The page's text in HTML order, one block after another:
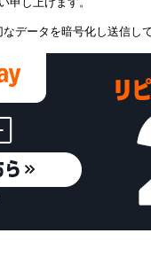
データを暗号化し送信し